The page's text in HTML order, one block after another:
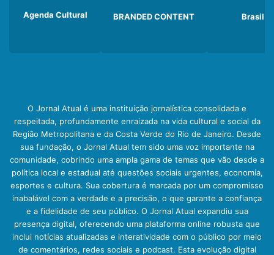
Agenda Cultural BRANDED CONTENT Brasil
O Jornal Atual é uma instituição jornalística consolidada e
respeitada, profundamente enraizada na vida cultural e social da
Região Metropolitana e da Costa Verde do Rio de Janeiro. Desde
sua fundação, o Jornal Atual tem sido uma voz importante na
comunidade, cobrindo uma ampla gama de temas que vão desde a
política local e estadual até questões sociais urgentes, economia,
esportes e cultura. Sua cobertura é marcada por um compromisso
inabalável com a verdade e a precisão, o que garante a confiança
e a fidelidade de seu público. O Jornal Atual expandiu sua
presença digital, oferecendo uma plataforma online robusta que
inclui notícias atualizadas e interatividade com o público por meio
de comentários, redes sociais e podcast. Esta evolução digital